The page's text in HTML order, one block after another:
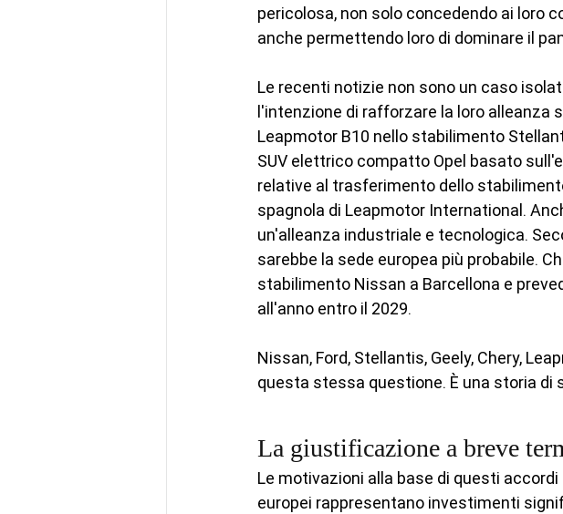
pericolosa, non solo concedendo ai loro
anche permettendo loro di dominare il
Le recenti notizie non sono un caso
l'intenzione di rafforzare la loro alleanza
Leapmotor B10 nello stabilimento
SUV elettrico compatto Opel basato
relative al trasferimento dello
spagnola di Leapmotor International.
un'alleanza industriale e tecnologica.
sarebbe la sede europea più probabile.
stabilimento Nissan a Barcellona e
all'anno entro il 2029.
Nissan, Ford, Stellantis, Geely, Chery,
questa stessa questione. È una storia di
La giustificazione a breve
Le motivazioni alla base di questi
europei rappresentano investimenti